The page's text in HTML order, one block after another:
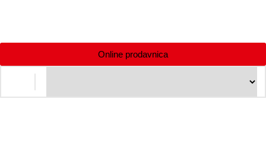
Online prodavnica